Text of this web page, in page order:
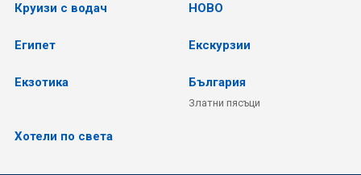
Круизи с водач НОВО
Египет Екскурзии
Екзотика България
Златни пясъци
Хотели по света